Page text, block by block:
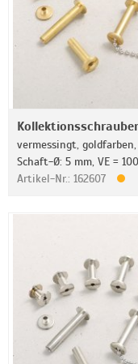
vermessingt,
Schaft-Ø: 5 mm, VE =
Artikel-Nr.: 162607